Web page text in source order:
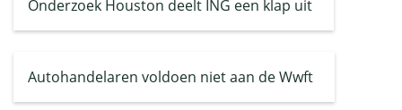
Onderzoek Houston deelt ING een klap uit
Autohandelaren voldoen niet aan de Wwft